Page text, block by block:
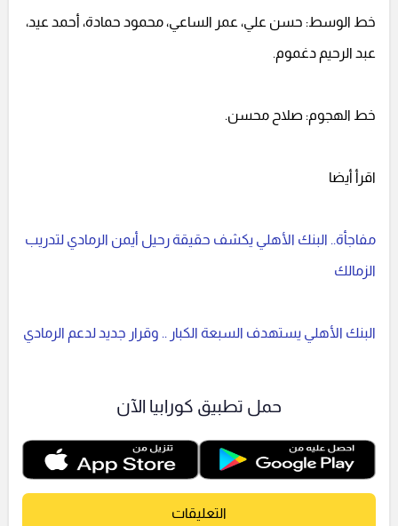
خط الوسط: حسن علي، عمر الساعي، محمود حمادة، أحمد عيد،
عبد الرحيم دغموم.
خط الهجوم: صلاح محسن.
اقرأ أيضا
مفاجأة.. البنك الأهلي يكشف حقيقة رحيل أيمن الرمادي لتدريب
الزمالك
البنك الأهلي يستهدف السبعة الكبار .. وقرار جديد لدعم الرمادي
حمل تطبيق كورابيا الآن
التعليقات